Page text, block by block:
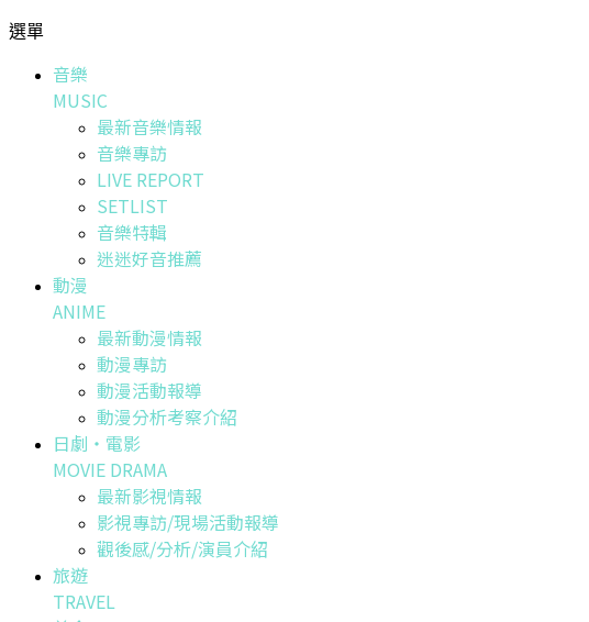
選單
音樂
MUSIC
最新音樂情報
音樂專訪
LIVE REPORT
SETLIST
音樂特輯
迷迷好音推薦
動漫
ANIME
最新動漫情報
動漫專訪
動漫活動報導
動漫分析考察介紹
日劇・電影
MOVIE DRAMA
最新影視情報
影視專訪/現場活動報導
觀後感/分析/演員介紹
旅遊
TRAVEL